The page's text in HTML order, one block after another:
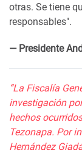
otras. Se tiene
responsables".
— Presidente
“La Fiscalía
investigación
hechos
Tezonapa. Por
Hernández